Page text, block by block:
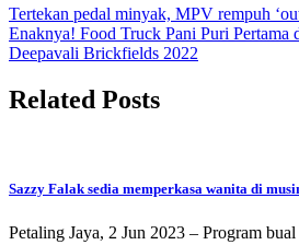
Tertekan pedal minyak, MPV rempuh
Enaknya! Food Truck Pani Puri Pertama
Deepavali Brickfields 2022
Related Posts
Sazzy Falak sedia memperkasa wanita di
Petaling Jaya, 2 Jun 2023 – Program